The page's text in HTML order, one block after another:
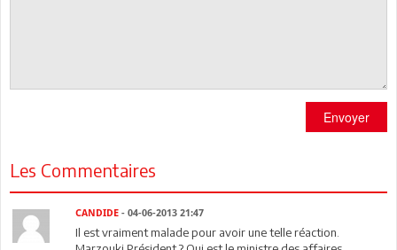
Envoyer
Les Commentaires
CANDIDE - 04-06-2013 21:47
Il est vraiment malade pour avoir une telle réaction.